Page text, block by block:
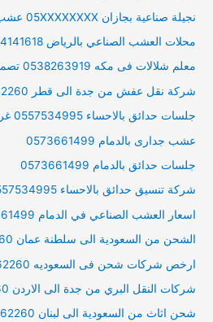
نجيلة صناعية بجازان 05XXXXXXXX عشب صناعى جازان
محلات العشب الصناعي بالرياض 0544141618 ارخص الاسعار
معلم شلالات فى مكه 0538263919 تصميمات عصرية
شركة نقل عفش من جدة الى قطر 0561162260
جلسات حدائق بالاحساء 0557534995 غرف زجاجية الاحساء
عشب جدارى بالدمام 0573661499
جلسات حدائق بالدمام 0573661499
شركة تنسيق حدائق بالاحساء 0557534995
اسعار العشب الصناعي في الدمام 0573661499
الشحن من السعودية الى سلطنة عمان 0561162260
ارخص شركات شحن فى السعوديه 0561162260
شركات النقل البري من جدة الى الاردن 0561162260
شحن اثاث من السعودية الى لبنان 0561162260